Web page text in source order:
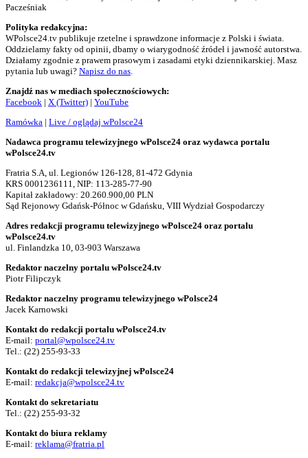
Pacześniak
Polityka redakcyjna:
WPolsce24.tv publikuje rzetelne i sprawdzone informacje z Polski i świata.
Oddzielamy fakty od opinii, dbamy o wiarygodność źródeł i jawność autorstwa.
Działamy zgodnie z prawem prasowym i zasadami etyki dziennikarskiej. Masz
pytania lub uwagi? Napisz do nas.
Znajdź nas w mediach społecznościowych:
Facebook | X (Twitter) | YouTube
Ramówka | Live / oglądaj wPolsce24
Nadawca programu telewizyjnego wPolsce24 oraz wydawca portalu
wPolsce24.tv
Fratria S.A, ul. Legionów 126-128, 81-472 Gdynia
KRS 0001236111, NIP: 113-285-77-90
Kapitał zakładowy: 20.260.900,00 PLN
Sąd Rejonowy Gdańsk-Północ w Gdańsku, VIII Wydział Gospodarczy
Adres redakcji programu telewizyjnego wPolsce24 oraz portalu
wPolsce24.tv
ul. Finlandzka 10, 03-903 Warszawa
Redaktor naczelny portalu wPolsce24.tv
Piotr Filipczyk
Redaktor naczelny programu telewizyjnego wPolsce24
Jacek Karnowski
Kontakt do redakcji portalu wPolsce24.tv
E-mail: portal@wpolsce24.tv
Tel.: (22) 255-93-33
Kontakt do redakcji telewizyjnej wPolsce24
E-mail: redakcja@wpolsce24.tv
Kontakt do sekretariatu
Tel.: (22) 255-93-32
Kontakt do biura reklamy
E-mail: reklama@fratria.pl